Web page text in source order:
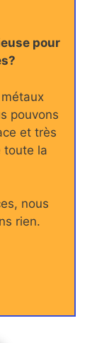
pour
pouvons
et très
toute la
nous
rien.